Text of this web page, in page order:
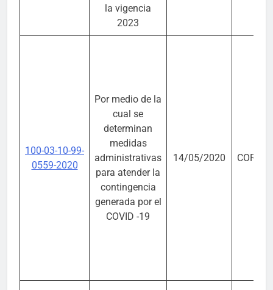
la vigencia
2023
100-03-10-99-
0559-2020
Por medio de la
cual se
determinan
medidas
administrativas
para atender la
contingencia
generada por el
COVID -19
14/05/2020